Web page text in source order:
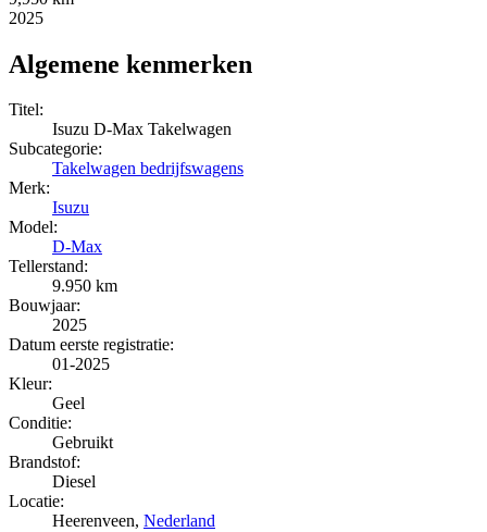
2025
Algemene kenmerken
Titel:
Isuzu D-Max Takelwagen
Subcategorie:
Takelwagen bedrijfswagens
Merk:
Isuzu
Model:
D-Max
Tellerstand:
9.950 km
Bouwjaar:
2025
Datum eerste registratie:
01-2025
Kleur:
Geel
Conditie:
Gebruikt
Brandstof:
Diesel
Locatie:
Heerenveen, Nederland